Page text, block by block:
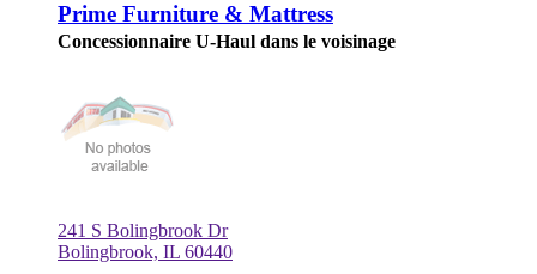
Prime Furniture & Mattress
Concessionnaire U-Haul dans le voisinage
241 S Bolingbrook Dr
Bolingbrook, IL 60440